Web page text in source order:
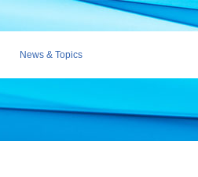
News & Topics